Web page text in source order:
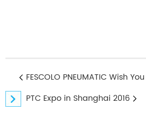
FESCOLO PNEUMATIC Wish
PTC Expo in Shanghai 2016